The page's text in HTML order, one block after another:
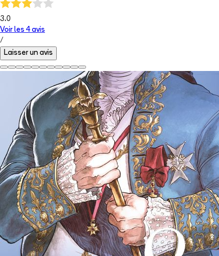
3.0
Voir les 4 avis
/
Laisser un avis